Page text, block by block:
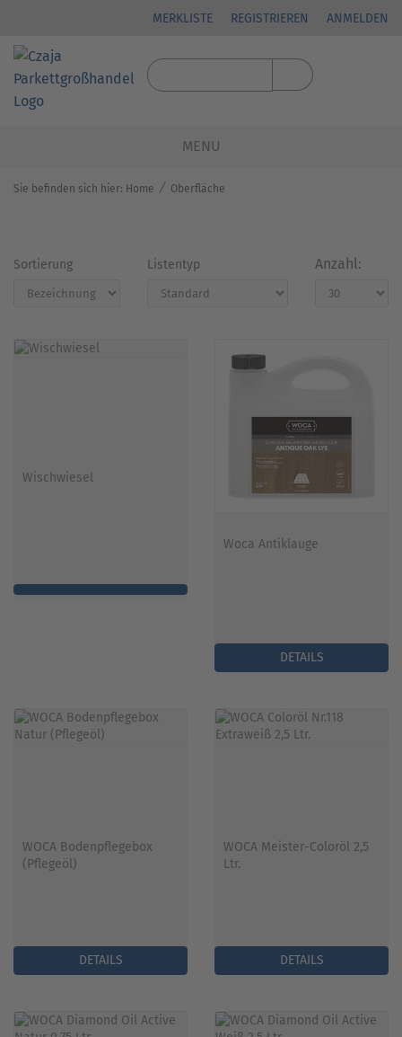
MERKLISTE REGISTRIEREN ANMELDEN
MENU
Sie befinden sich hier: Home ⁄ Oberfläche
Sortierung Listentyp Anzahl:
Wischwiesel
Woca Antiklauge
DETAILS
WOCA Bodenpflegebox
(Pflegeöl)
DETAILS
WOCA Meister-Coloröl 2,5
Ltr.
DETAILS